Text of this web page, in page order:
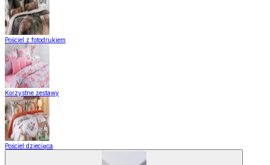
Pościel z fotodrukiem
Korzystne zestawy
Pościel dziecięca